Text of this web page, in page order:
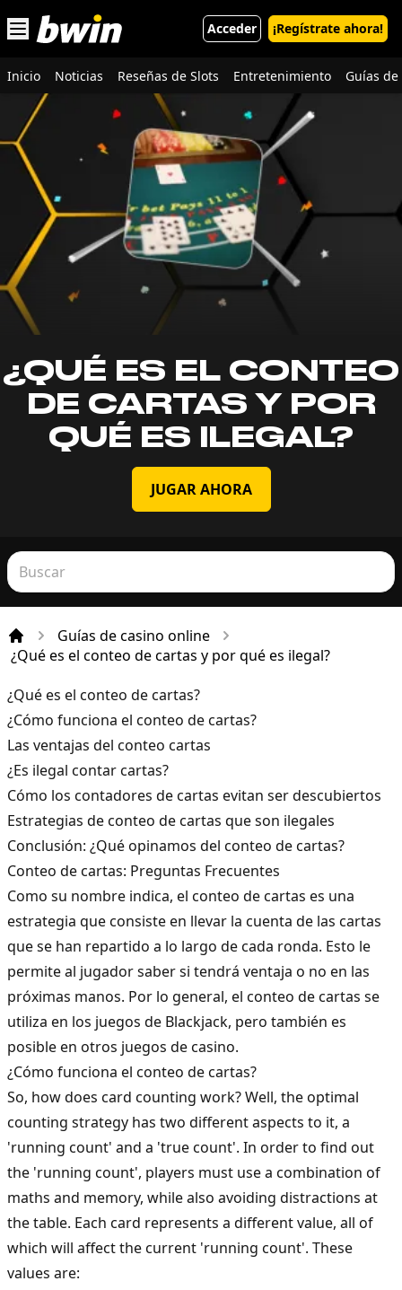
Open main menu Acceder ¡Regístrate ahora!
Inicio Noticias Reseñas de Slots Entretenimiento Guías
¿QUÉ ES EL CONTEO
DE CARTAS Y POR
QUÉ ES ILEGAL?
JUGAR AHORA
Incio
Guías de casino online
¿Qué es el conteo de cartas y por qué es ilegal?
¿Qué es el conteo de cartas?
¿Cómo funciona el conteo de cartas?
Las ventajas del conteo cartas
¿Es ilegal contar cartas?
Cómo los contadores de cartas evitan ser descubiertos
Estrategias de conteo de cartas que son ilegales
Conclusión: ¿Qué opinamos del conteo de cartas?
Conteo de cartas: Preguntas Frecuentes
Como su nombre indica, el conteo de cartas es una
estrategia que consiste en llevar la cuenta de las cartas
que se han repartido a lo largo de cada ronda. Esto le
permite al jugador saber si tendrá ventaja o no en las
próximas manos. Por lo general, el conteo de cartas se
utiliza en los juegos de Blackjack, pero también es
posible en otros juegos de casino.
¿Cómo funciona el conteo de cartas?
So, how does card counting work? Well, the optimal
counting strategy has two different aspects to it, a
'running count' and a 'true count'. In order to find out
the 'running count', players must use a combination of
maths and memory, while also avoiding distractions at
the table. Each card represents a different value, all of
which will affect the current 'running count'. These
values are: